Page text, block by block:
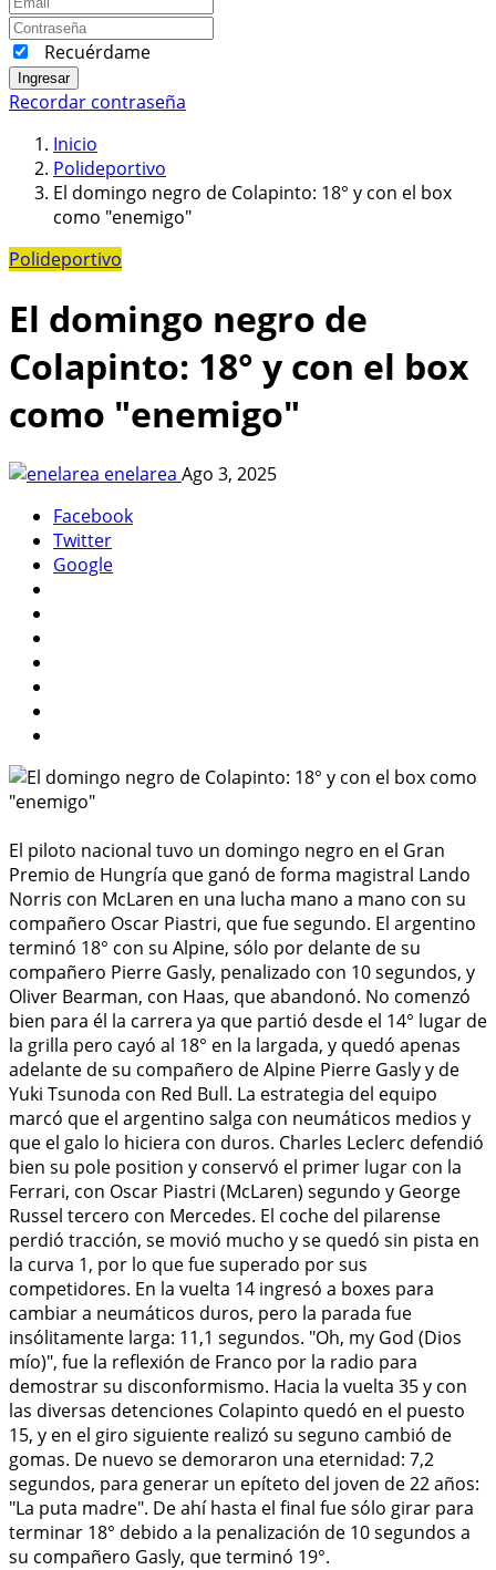
Recuérdame
Ingresar
Recordar contraseña
Inicio
Polideportivo
El domingo negro de Colapinto: 18° y con el box
como "enemigo"
Polideportivo
El domingo negro de
Colapinto: 18° y con el box
como "enemigo"
enelarea Ago 3, 2025
Facebook
Twitter
Google
El piloto nacional tuvo un domingo negro en el Gran
Premio de Hungría que ganó de forma magistral Lando
Norris con McLaren en una lucha mano a mano con su
compañero Oscar Piastri, que fue segundo. El argentino
terminó 18° con su Alpine, sólo por delante de su
compañero Pierre Gasly, penalizado con 10 segundos, y
Oliver Bearman, con Haas, que abandonó. No comenzó
bien para él la carrera ya que partió desde el 14° lugar de
la grilla pero cayó al 18° en la largada, y quedó apenas
adelante de su compañero de Alpine Pierre Gasly y de
Yuki Tsunoda con Red Bull. La estrategia del equipo
marcó que el argentino salga con neumáticos medios y
que el galo lo hiciera con duros. Charles Leclerc defendió
bien su pole position y conservó el primer lugar con la
Ferrari, con Oscar Piastri (McLaren) segundo y George
Russel tercero con Mercedes. El coche del pilarense
perdió tracción, se movió mucho y se quedó sin pista en
la curva 1, por lo que fue superado por sus
competidores. En la vuelta 14 ingresó a boxes para
cambiar a neumáticos duros, pero la parada fue
insólitamente larga: 11,1 segundos. "Oh, my God (Dios
mío)", fue la reflexión de Franco por la radio para
demostrar su disconformismo. Hacia la vuelta 35 y con
las diversas detenciones Colapinto quedó en el puesto
15, y en el giro siguiente realizó su seguno cambió de
gomas. De nuevo se demoraron una eternidad: 7,2
segundos, para generar un epíteto del joven de 22 años:
"La puta madre". De ahí hasta el final fue sólo girar para
terminar 18° debido a la penalización de 10 segundos a
su compañero Gasly, que terminó 19°.